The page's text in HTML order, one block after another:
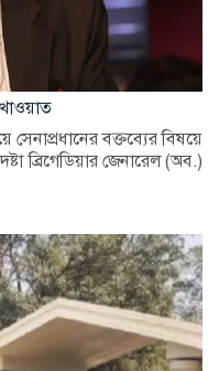
সেনাপ্রধানের বক্তব্যের বিষয়ে
ব্রিগেডিয়ার জেনারেল (অব.)